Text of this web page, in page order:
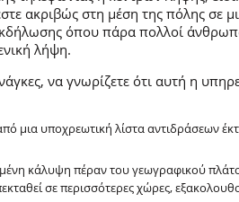
ακριβώς στη μέση της πόλης σε
όπου πάρα πολλοί
λήψη.
να γνωρίζετε ότι αυτή η
μια υποχρεωτική λίστα αντιδράσεων
κάλυψη πέραν του γεωγραφικού
σε περισσότερες χώρες,